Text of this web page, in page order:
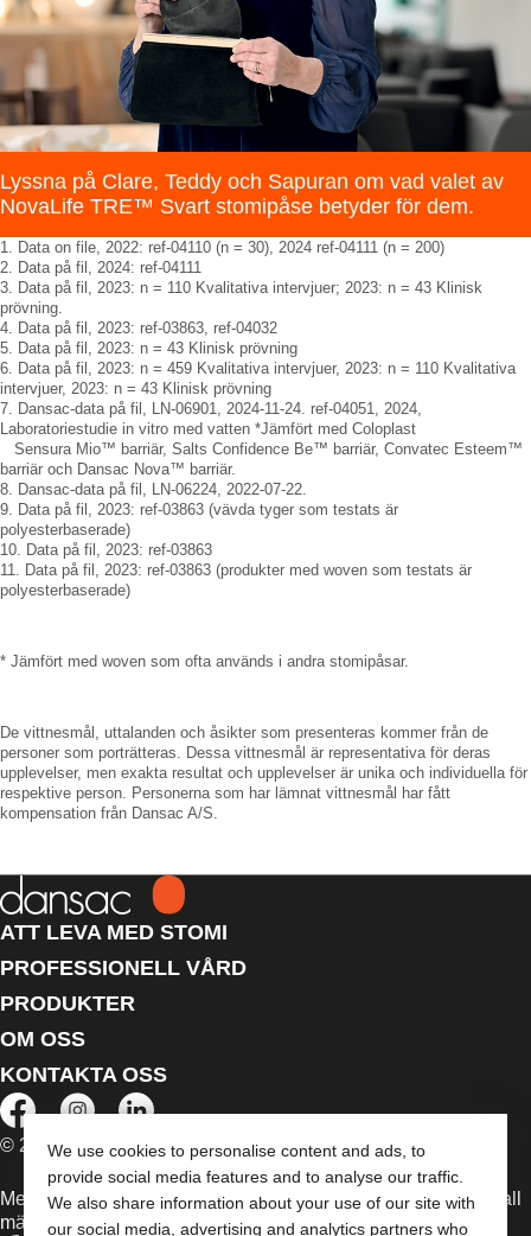
We use cookies to personalise content and ads, to
provide social media features and to analyse our traffic.
We also share information about your use of our site with
our social media, advertising and analytics partners who
Lyssna på Clare, Teddy och Sapuran om vad valet av
NovaLife TRE™ Svart stomipåse betyder för dem.
1. Data on file, 2022: ref-04110 (n = 30), 2024 ref-04111 (n = 200)
2. Data på fil, 2024: ref-04111
3. Data på fil, 2023: n = 110 Kvalitativa intervjuer; 2023: n = 43 Klinisk
prövning.
4. Data på fil, 2023: ref-03863, ref-04032
5. Data på fil, 2023: n = 43 Klinisk prövning
6. Data på fil, 2023: n = 459 Kvalitativa intervjuer, 2023: n = 110 Kvalitativa
intervjuer, 2023: n = 43 Klinisk prövning
7. Dansac-data på fil, LN-06901, 2024-11-24. ref-04051, 2024,
Laboratoriestudie in vitro med vatten *Jämfört med Coloplast
Sensura Mio™ barriär, Salts Confidence Be™ barriär, Convatec Esteem™
barriär och Dansac Nova™ barriär.
8. Dansac-data på fil, LN-06224, 2022-07-22.
9. Data på fil, 2023: ref-03863 (vävda tyger som testats är
polyesterbaserade)
10. Data på fil, 2023: ref-03863
11. Data på fil, 2023: ref-03863 (produkter med woven som testats är
polyesterbaserade)
* Jämfört med woven som ofta används i andra stomipåsar.
De vittnesmål, uttalanden och åsikter som presenteras kommer från de
personer som porträtteras. Dessa vittnesmål är representativa för deras
upplevelser, men exakta resultat och upplevelser är unika och individuella för
respektive person. Personerna som har lämnat vittnesmål har fått
kompensation från Dansac A/S.
ATT LEVA MED STOMI
PROFESSIONELL VÅRD
PRODUKTER
OM OSS
KONTAKTA OSS
© 2026 Dansac A/S. Med ensamrätt.
Medicintekniska enheter som säljs i EU är i förekommande fall
märkta med någon av följande symboler